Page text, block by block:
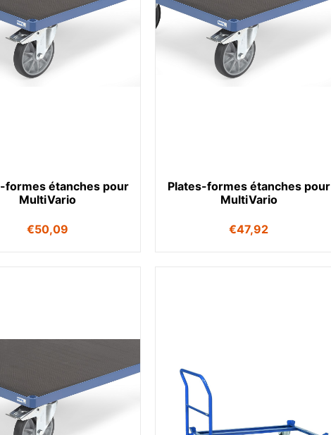
formes étanches pour
MultiVario
€50,09
Plates-formes étanches pour
MultiVario
€47,92